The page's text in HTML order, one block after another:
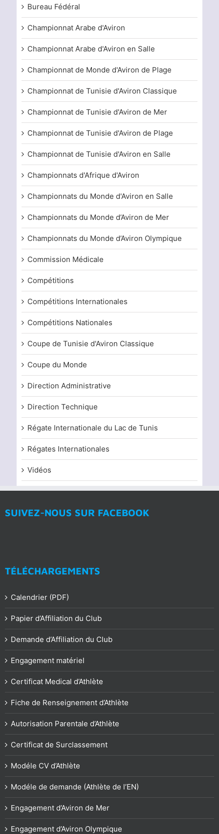
Bureau Fédéral
Championnat Arabe d'Aviron
Championnat Arabe d'Aviron en Salle
Championnat de Monde d'Aviron de Plage
Championnat de Tunisie d'Aviron Classique
Championnat de Tunisie d'Aviron de Mer
Championnat de Tunisie d'Aviron de Plage
Championnat de Tunisie d'Aviron en Salle
Championnats d'Afrique d'Aviron
Championnats du Monde d'Aviron en Salle
Championnats du Monde d’Aviron de Mer
Championnats du Monde d’Aviron Olympique
Commission Médicale
Compétitions
Compétitions Internationales
Compétitions Nationales
Coupe de Tunisie d'Aviron Classique
Coupe du Monde
Direction Administrative
Direction Technique
Régate Internationale du Lac de Tunis
Régates Internationales
Vidéos
SUIVEZ-NOUS SUR FACEBOOK
TÉLÉCHARGEMENTS
Calendrier (PDF)
Papier d’Affiliation du Club
Demande d’Affiliation du Club
Engagement matériel
Certificat Medical d’Athlète
Fiche de Renseignement d’Athlète
Autorisation Parentale d’Athlète
Certificat de Surclassement
Modéle CV d’Athlète
Modéle de demande (Athlète de l’EN)
Engagement d’Aviron de Mer
Engagement d’Aviron Olympique